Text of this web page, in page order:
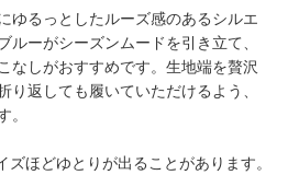
ゆるっとしたルーズ感のあるシルエ
ルーがシーズンムードを引き立て、
なしがおすすめです。生地端を贅沢
り返しても履いていただけるよう、
ほどゆとりが出ることがあります。